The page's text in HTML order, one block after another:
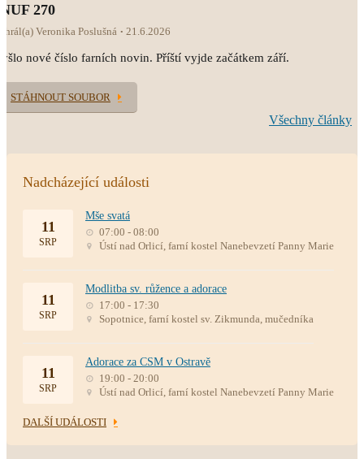
270
Veronika Poslušná 21.6.2026
nové číslo farních novin. Příští vyjde začátkem září.
STÁHNOUT SOUBOR
Všechny články
Nadcházející události
11
SRP
Mše svatá
07:00 - 08:00
Ústí nad Orlicí, farní kostel Nanebevzetí Panny Marie
11
SRP
Modlitba sv. růžence a adorace
17:00 - 17:30
Sopotnice, farní kostel sv. Zikmunda, mučedníka
11
SRP
Adorace za CSM v Ostravě
19:00 - 20:00
Ústí nad Orlicí, farní kostel Nanebevzetí Panny Marie
DALŠÍ UDÁLOSTI